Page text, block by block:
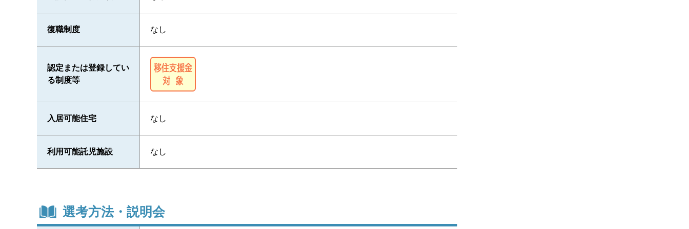
復職制度 なし
認定または登録してい
る制度等
入居可能住宅 なし
利用可能託児施設 なし
選考方法・説明会